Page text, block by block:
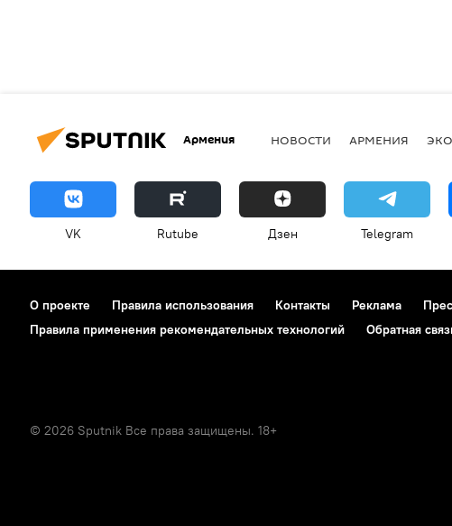
Армения НОВОСТИ АРМЕНИЯ
VK Rutube Дзен Telegram
О проекте Правила использования Контакты Реклама
Правила применения рекомендательных технологий
Обратная
© 2026 Sputnik Все права защищены. 18+